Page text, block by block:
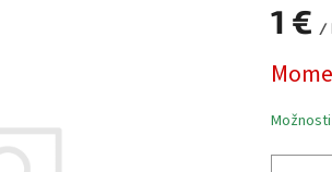
1 € /
cena: